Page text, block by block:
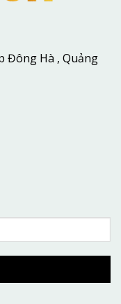
Đông Hà , Quảng